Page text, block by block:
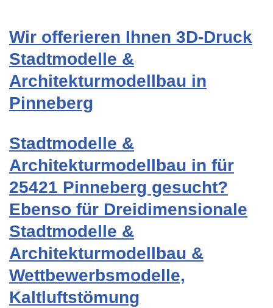
Wir offerieren Ihnen 3D-Druck
Stadtmodelle &
Architekturmodellbau in
Pinneberg
Stadtmodelle &
Architekturmodellbau in für
25421 Pinneberg gesucht?
Ebenso für Dreidimensionale
Stadtmodelle &
Architekturmodellbau &
Wettbewerbsmodelle,
Kaltluftstömung